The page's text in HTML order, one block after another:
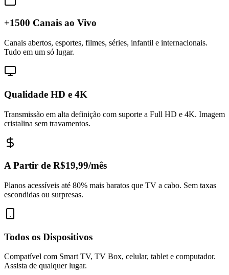
+1500 Canais ao Vivo
Canais abertos, esportes, filmes, séries, infantil e internacionais.
Tudo em um só lugar.
Qualidade HD e 4K
Transmissão em alta definição com suporte a Full HD e 4K. Imagem
cristalina sem travamentos.
A Partir de R$19,99/mês
Planos acessíveis até 80% mais baratos que TV a cabo. Sem taxas
escondidas ou surpresas.
Todos os Dispositivos
Compatível com Smart TV, TV Box, celular, tablet e computador.
Assista de qualquer lugar.